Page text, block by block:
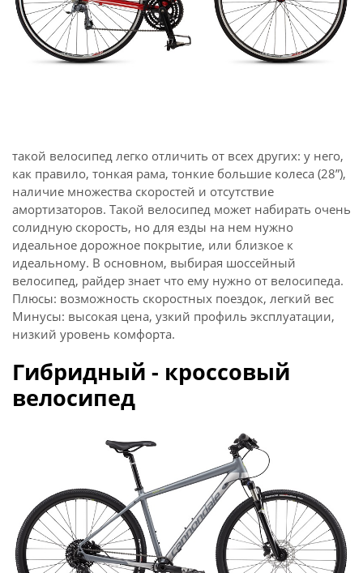
такой велосипед легко отличить от всех других: у него,
как правило, тонкая рама, тонкие большие колеса (28”),
наличие множества скоростей и отсутствие
амортизаторов. Такой велосипед может набирать очень
солидную скорость, но для езды на нем нужно
идеальное дорожное покрытие, или близкое к
идеальному. В основном, выбирая шоссейный
велосипед, райдер знает что ему нужно от велосипеда.
Плюсы: возможность скоростных поездок, легкий вес
Минусы: высокая цена, узкий профиль эксплуатации,
низкий уровень комфорта.
Гибридный - кроссовый
велосипед